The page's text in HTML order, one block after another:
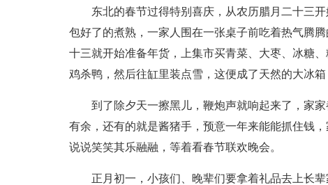
东北的春节过得特别喜庆，从农历腊月二十三
包好了的煮熟，一家人围在一张桌子前吃着热气腾
十三就开始准备年货，上集市买青菜、大枣、冰糖
鸡杀鸭，然后往缸里装点雪，这便成了天然的大冰箱
到了除夕天一擦黑儿，鞭炮声就响起来了，家
有余，还有的就是酱猪手，预意一年来能能抓住钱
说说笑笑其乐融融，等着看春节联欢晚会。
正月初一，小孩们、晚辈们要拿着礼品去上长